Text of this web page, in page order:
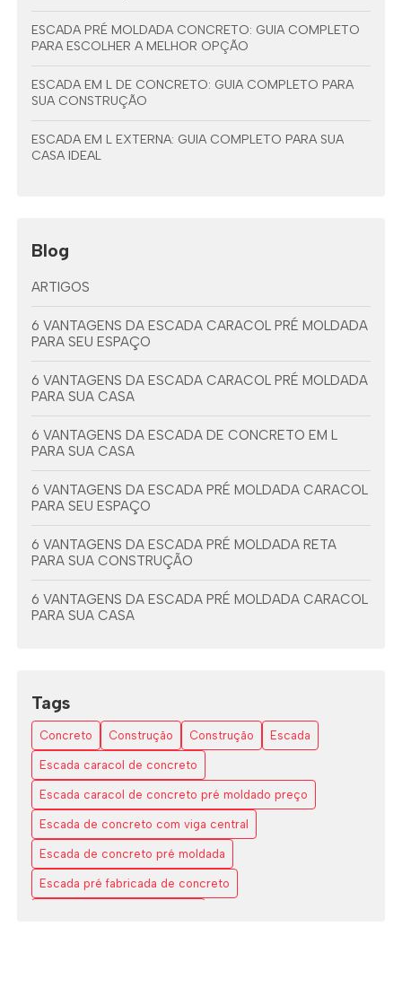
ESCADA PRÉ MOLDADA CONCRETO: GUIA COMPLETO
PARA ESCOLHER A MELHOR OPÇÃO
ESCADA EM L DE CONCRETO: GUIA COMPLETO PARA
SUA CONSTRUÇÃO
ESCADA EM L EXTERNA: GUIA COMPLETO PARA SUA
CASA IDEAL
Blog
ARTIGOS
6 VANTAGENS DA ESCADA CARACOL PRÉ MOLDADA
PARA SEU ESPAÇO
6 VANTAGENS DA ESCADA CARACOL PRÉ MOLDADA
PARA SUA CASA
6 VANTAGENS DA ESCADA DE CONCRETO EM L
PARA SUA CASA
6 VANTAGENS DA ESCADA PRÉ MOLDADA CARACOL
PARA SEU ESPAÇO
6 VANTAGENS DA ESCADA PRÉ MOLDADA RETA
PARA SUA CONSTRUÇÃO
6 VANTAGENS DA ESCADA PRÉ MOLDADA CARACOL
PARA SUA CASA
7 DICAS PARA ESCOLHER A ESCADA EM L ESPAÇO
PEQUENO
AS VANTAGENS DAS ESCADAS EM L DE CONCRETO
COMO A ESCADA CARACOL DE CONCRETO
TRANSFORMA SEU ESPAÇO COM ESTILO E
FUNCIONALIDADE
COMO A ESCADA VAZADO DE CONCRETO
TRANSFORMA ESPAÇOS MODERNOS
Tags
Concreto Construção Construção Escada
Escada caracol de concreto
Escada caracol de concreto pré moldado preço
Escada de concreto com viga central
Escada de concreto pré moldada
Escada pré fabricada de concreto